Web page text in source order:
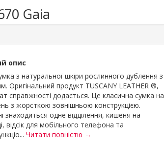
Gaia
опис
з натуральної шкіри рослинного дублення з
Оригінальний продукт TUSCANY LEATHER ®,
справжності додається. Це класична сумка на
з жорсткою зовнішньою конструкцією.
знаходиться одне відділення, кишеня на
відсік для мобільного телефона та
Читати повністю →